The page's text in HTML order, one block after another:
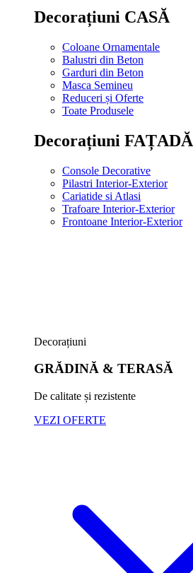
Decorațiuni CASĂ
Coloane Ornamentale
Balustri din Beton
Garduri din Beton
Masca Semineu
Reduceri și Oferte
Toate Produsele
Decorațiuni FAȚADĂ
Console Decorative
Pilastri Interior-Exterior
Cariatide si Atlasi
Trafoare Interior-Exterior
Frontoane Interior-Exterior
Decorațiuni
GRĂDINĂ & TERASĂ
De calitate și rezistente
VEZI OFERTE